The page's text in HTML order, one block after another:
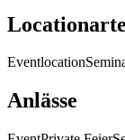
Eventlocation
Anlässe